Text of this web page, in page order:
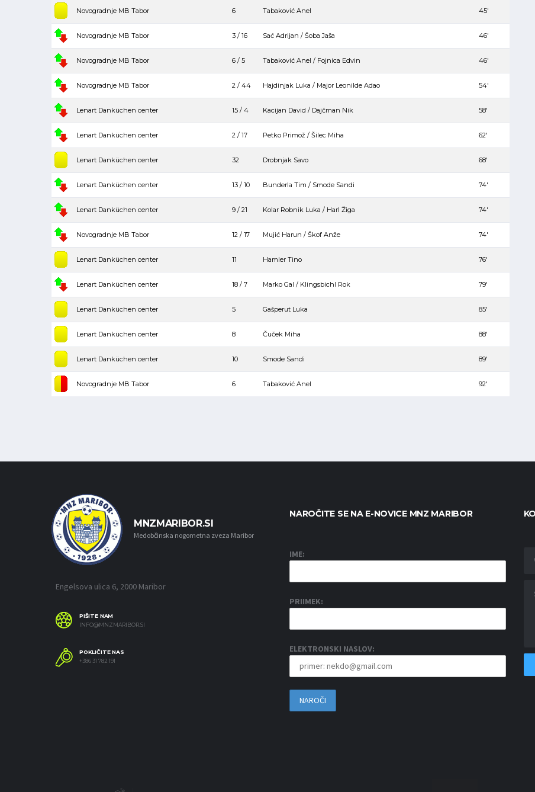
Novogradnje MB Tabor 6 Tabaković Anel 45′
Novogradnje MB Tabor 3 / 16 Sać Adrijan / Šoba Jaša 46′
Novogradnje MB Tabor 6 / 5 Tabaković Anel / Fojnica Edvin 46′
Novogradnje MB Tabor 2 / 44 Hajdinjak Luka / Major Leonilde Adao 54′
Lenart Danküchen center 15 / 4 Kacijan David / Dajčman Nik 58′
Lenart Danküchen center 2 / 17 Petko Primož / Šilec Miha 62′
Lenart Danküchen center 32 Drobnjak Savo 68′
Lenart Danküchen center 13 / 10 Bunderla Tim / Smode Sandi 74′
Lenart Danküchen center 9 / 21 Kolar Robnik Luka / Harl Žiga 74′
Novogradnje MB Tabor 12 / 17 Mujić Harun / Škof Anže 74′
Lenart Danküchen center 11 Hamler Tino 76′
Lenart Danküchen center 18 / 7 Marko Gal / Klingsbichl Rok 79′
Lenart Danküchen center 5 Gašperut Luka 85′
Lenart Danküchen center 8 Čuček Miha 88′
Lenart Danküchen center 10 Smode Sandi 89′
Novogradnje MB Tabor 6 Tabaković Anel 92′
MNZMARIBOR.SI
Medobčinska nogometna zveza Maribor
Engelsova ulica 6, 2000 Maribor
PIŠITE NAM
INFO@MNZMARIBOR.SI
POKLIČITE NAS
+386 31 782 191
NAROČITE SE NA E-NOVICE MNZ MARIBOR
IME:
PRIIMEK:
ELEKTRONSKI NASLOV: